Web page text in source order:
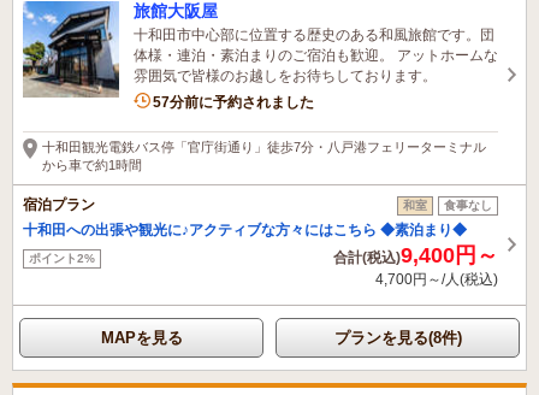
旅館大阪屋
十和田市中心部に位置する歴史のある和風旅館です。団
体様・連泊・素泊まりのご宿泊も歓迎。 アットホームな
雰囲気で皆様のお越しをお待ちしております。
57分前に予約されました
十和田観光電鉄バス停「官庁街通り」徒歩7分・八戸港フェリーターミナル
から車で約1時間
宿泊プラン 和室 食事なし
十和田への出張や観光に♪アクティブな方々にはこちら ◆素泊まり◆
ポイント2% 合計(税込)9,400円～
4,700円～/人(税込)
MAPを見る プランを見る(8件)